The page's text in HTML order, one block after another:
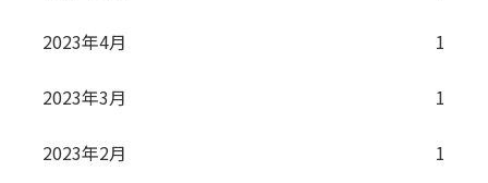
2023年4月 1
2023年3月 1
2023年2月 1